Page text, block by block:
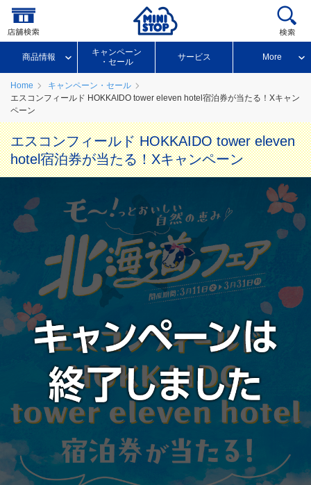
商品情報
キャンペーン
・セール
サービス More
Home
キャンペーン・セール
エスコンフィールド HOKKAIDO tower eleven hotel宿泊券が当たる！Xキャン
ペーン
エスコンフィールド HOKKAIDO tower eleven
hotel宿泊券が当たる！Xキャンペーン